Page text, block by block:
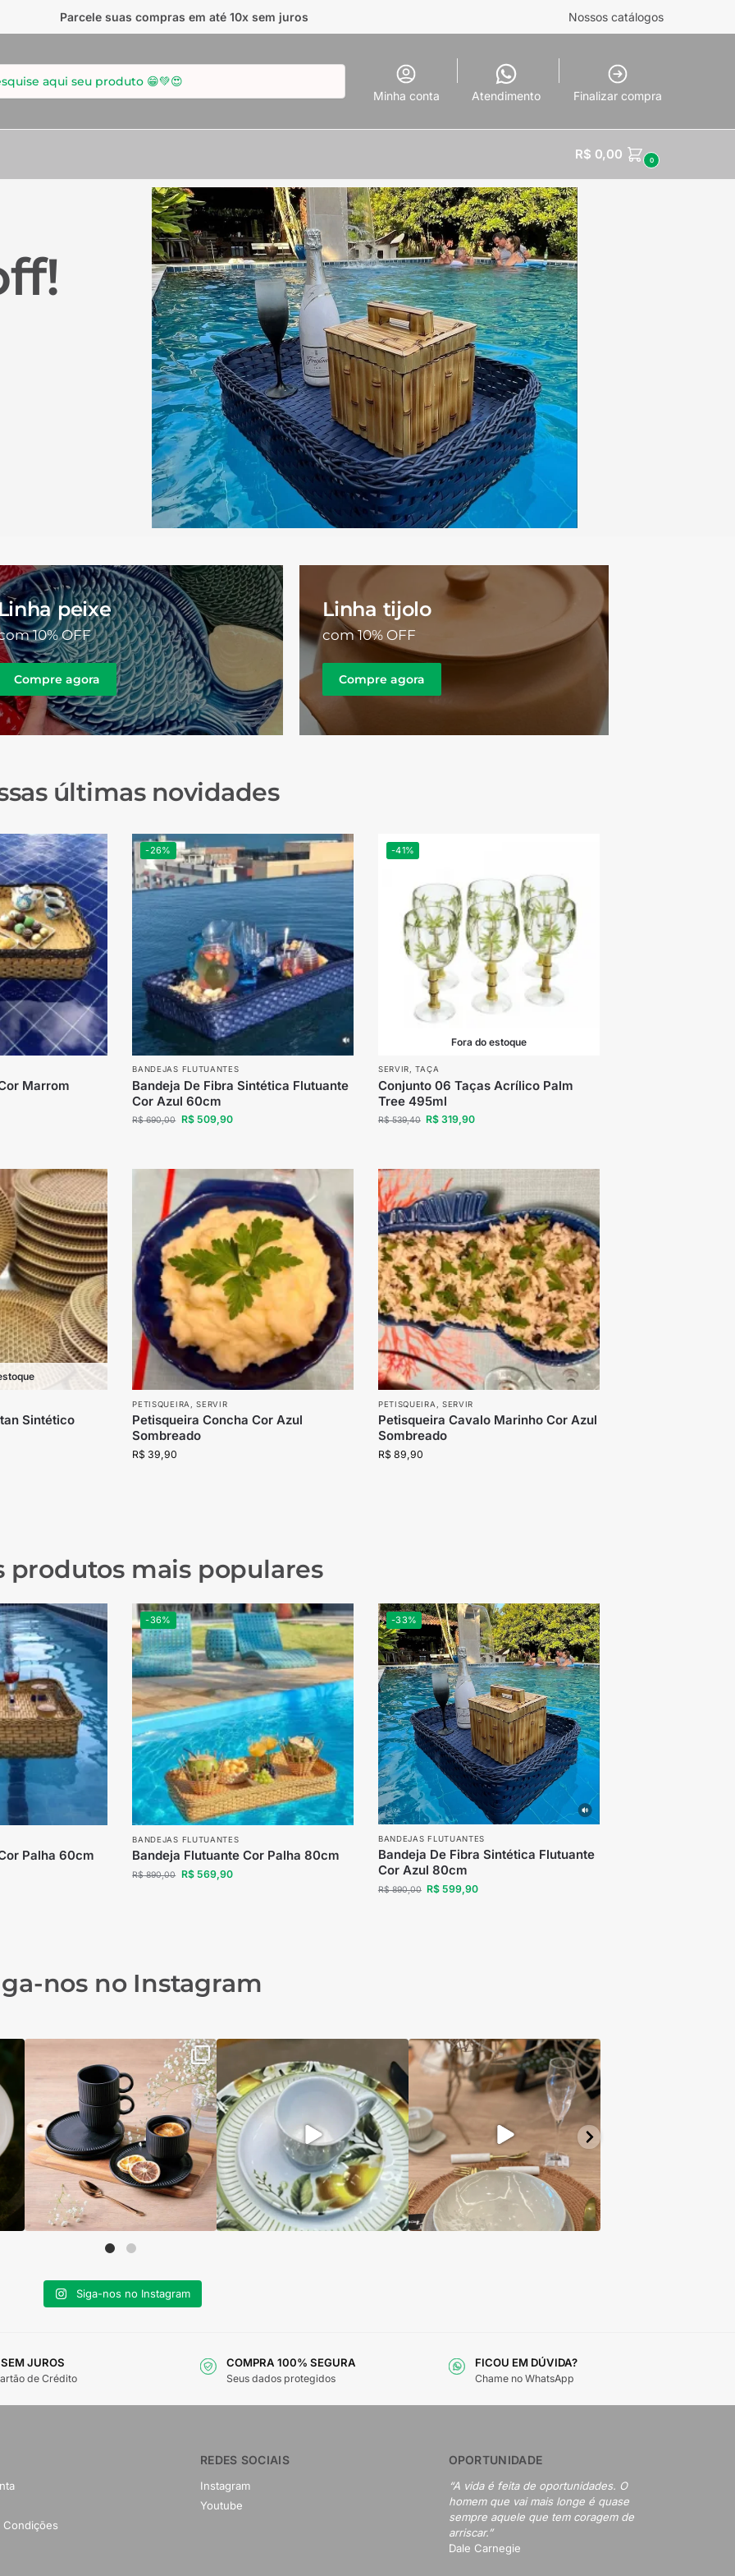
Parcele suas compras em até 10x sem juros Nossos catálogos
Minha conta Atendimento Finalizar compra
R$ 0,00 0
peixe
10% OFF
Compre agora
Linha tijolo
com 10% OFF
Compre agora
últimas novidades
Marrom
-26%
BANDEJAS FLUTUANTES
Bandeja De Fibra Sintética Flutuante
Cor Azul 60cm
R$690,00 R$509,90
-41%
Fora do estoque
SERVIR,TAÇA
Conjunto 06 Taças Acrílico Palm
Tree 495ml
R$539,40 R$ 319,90
Sintético
PETISQUEIRA ,SERVIR
Petisqueira Concha Cor Azul
Sombreado
R$ 39,90
PETISQUEIRA SERVIR
Petisqueira Cavalo Marinho Cor Azul
Sombreado
R$89,90
produtos mais populares
Palha 60cm
-36%
BANDEJAS FLUTUANTES
Bandeja Flutuante Cor Palha 80cm
R$890,00 R$569,90
-33%
BANDEJAS FLUTUANTES
Bandeja De Fibra Sintética Flutuante
Cor Azul 80cm
R$890,00 R$ 599,90
nos no Instagram
Siga-nos no Instagram
JUROS
de Crédito
COMPRA 100% SEGURA
Seus dados protegidos
FICOU EM DÚVIDA?
Chame no WhatsApp
Condições
REDES SOCIAIS
Instagram
Youtube
OPORTUNIDADE
“A vida é feita de oportunidades. O
homem que vai mais longe é quase
sempre aquele que tem coragem de
arriscar.”
Dale Carnegie